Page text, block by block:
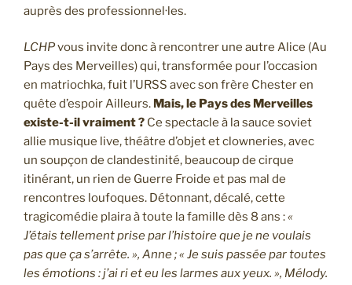
auprès des professionnel·les.
LCHPvous invite donc à rencontrer une autre Alice (Au
Pays des Merveilles) qui, transformée pour l’occasion
en matriochka, fuit l’URSS avec son frère Chester en
quête d’espoir Ailleurs. Mais, le Pays des Merveilles
existe-t-il vraiment ? Ce spectacle à la sauce soviet
allie musique live, théâtre d’objet et clowneries, avec
un soupçon de clandestinité, beaucoup de cirque
itinérant, un rien de Guerre Froide et pas mal de
rencontres loufoques. Détonnant, décalé, cette
tragicomédie plaira à toute la famille dès 8 ans :«
J’étais tellement prise par l’histoire que je ne voulais
pas que ça s’arrête. », Anne ; « Je suis passée par toutes
les émotions : j’ai ri et eu les larmes aux yeux. », Mélody.